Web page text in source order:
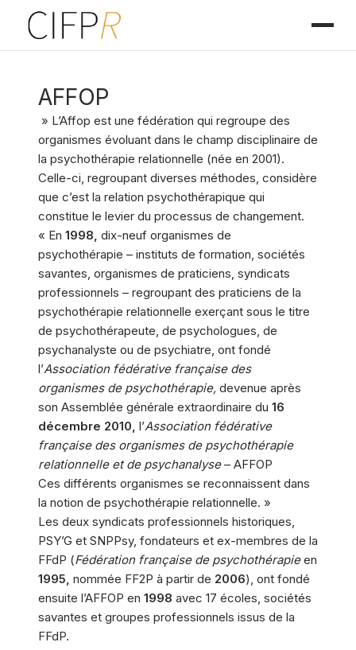
AFFOP
» L’Affop est une fédération qui regroupe des
organismes évoluant dans le champ disciplinaire de
la psychothérapie relationnelle (née en 2001).
Celle-ci, regroupant diverses méthodes, considère
que c’est la relation psychothérapique qui
constitue le levier du processus de changement.
« En 1998, dix-neuf organismes de
psychothérapie – instituts de formation, sociétés
savantes, organismes de praticiens, syndicats
professionnels – regroupant des praticiens de la
psychothérapie relationnelle exerçant sous le titre
de psychothérapeute, de psychologues, de
psychanalyste ou de psychiatre, ont fondé
l’Association fédérative française des
organismes de psychothérapie, devenue après
son Assemblée générale extraordinaire du 16
décembre 2010, l’Association fédérative
française des organismes de psychothérapie
relationnelle et de psychanalyse– AFFOP
Ces différents organismes se reconnaissent dans
la notion de psychothérapie relationnelle. »
Les deux syndicats professionnels historiques,
PSY’G et SNPPsy, fondateurs et ex-membres de la
FFdP (Fédération française de psychothérapieen
1995, nommée FF2P à partir de 2006), ont fondé
ensuite l’AFFOP en 1998 avec 17 écoles, sociétés
savantes et groupes professionnels issus de la
FFdP.